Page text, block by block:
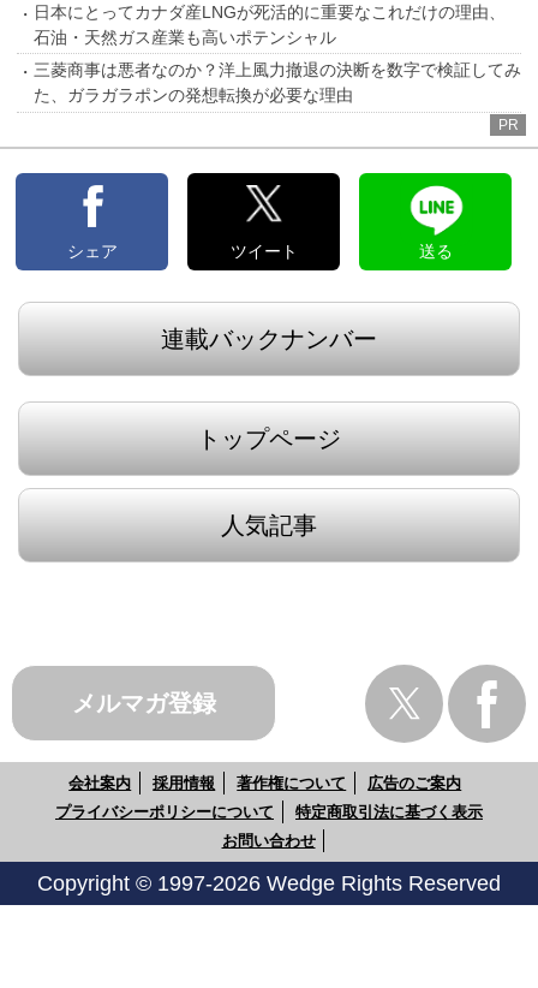
日本にとってカナダ産LNGが死活的に重要なこれだけの理由、
石油・天然ガス産業も高いポテンシャル
三菱商事は悪者なのか？洋上風力撤退の決断を数字で検証してみ
た、ガラガラポンの発想転換が必要な理由
PR
シェア ツイート 送る
連載バックナンバー
トップページ
人気記事
メルマガ登録
会社案内 採用情報 著作権について
広告のご案内
プライバシーポリシーについて
特定商取引法に基づく表示
お問い合わせ
Copyright © 1997-2026 Wedge Rights Reserved